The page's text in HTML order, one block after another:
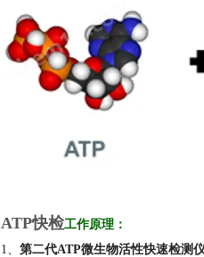
ATP快检工作原理：
1、 第二代ATP微生物活性快速检测